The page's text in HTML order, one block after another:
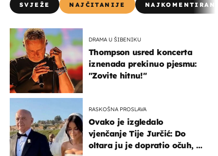
SVJEŽE NAJČITANIJE
DRAMA U ŠIBENIKU
Thompson usred koncerta
iznenada prekinuo pjesmu:
"Zovite hitnu!"
RASKOŠNA PROSLAVA
Ovako je izgledalo
vjenčanje Tije Jurčić: Do
oltara ju je dopratio očuh, a